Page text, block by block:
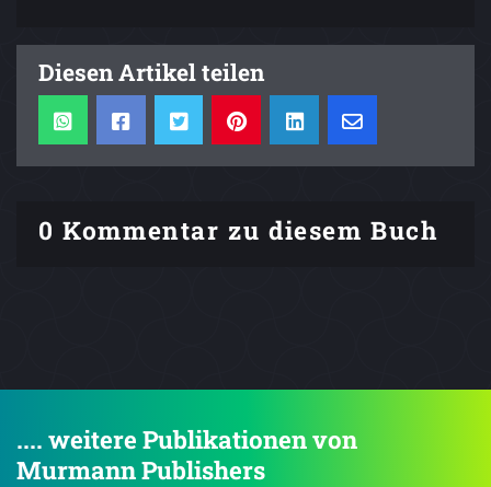
Diesen Artikel teilen
0 Kommentar zu diesem Buch
.... weitere Publikationen von
Murmann Publishers